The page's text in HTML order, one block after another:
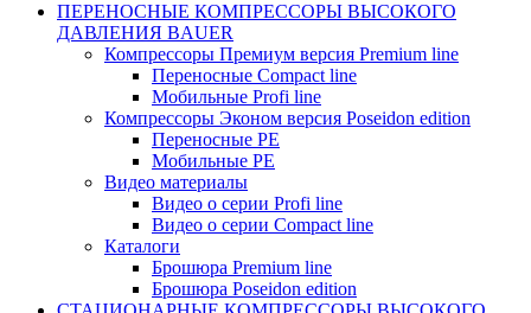
ПЕРЕНОСНЫЕ КОМПРЕССОРЫ ВЫСОКОГО
ДАВЛЕНИЯ BAUER
Компрессоры Премиум версия Premium line
Переносные Compact line
Мобильные Profi line
Компрессоры Эконом версия Poseidon edition
Переносные PE
Мобильные PE
Видео материалы
Видео о серии Profi line
Видео о серии Compact line
Каталоги
Брошюра Premium line
Брошюра Poseidon edition